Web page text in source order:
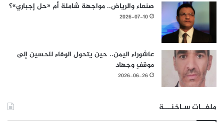
صنعاء والرياض.. مواجهة شاملة أم «حل إجباري»؟
2026-07-10
عاشوراء اليمن.. حين يتحول الوفاء للحسين إلى
موقفٍ وجهاد
2026-06-26
ملفــات سـاخنـــة